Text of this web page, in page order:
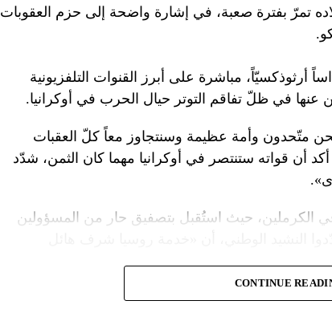
تمرّ بفترة صعبة، في إشارة واضحة إلى حزم العقوبات
مباشرة على أبرز القنوات التلفزيونية
عنها في ظلّ تفاقم التوتر حيال الحرب في أوكرانيا.
متّحدون وأمة عظيمة وسنتجاوز معاً كلّ العقبات
أن قواته ستنتصر في أوكرانيا مهما كان الثمن، شدّد
الكرملين، حيث استُقبل بتصفيق حار من المسؤولين
عسكريّاً، باركه رئيس الكنيسة الأرثوذكسية الروسية
CONTINUE